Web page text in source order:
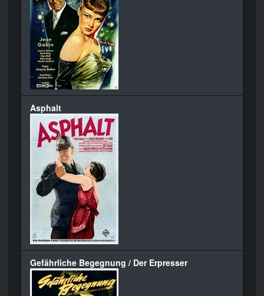
Asphalt
Gefährliche Begegnung / Der Erpresser